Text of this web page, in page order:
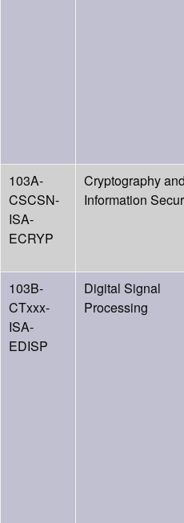
103A-
CSCSN-
ISA-
ECRYP
Cryptography and
Information
103B-
CTxxx-
ISA-
EDISP
Digital Signal
Processing